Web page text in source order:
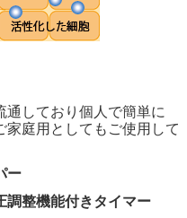
通しており個人で簡単に
家庭用としてもご使用して
ー
調整機能付きタイマー